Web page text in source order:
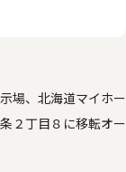
場、北海道マイホー
２丁目８に移転オー